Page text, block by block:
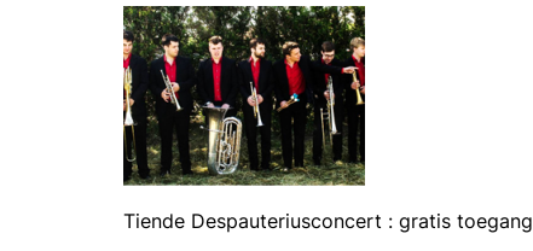
Tiende Despauteriusconcert : gratis toegang